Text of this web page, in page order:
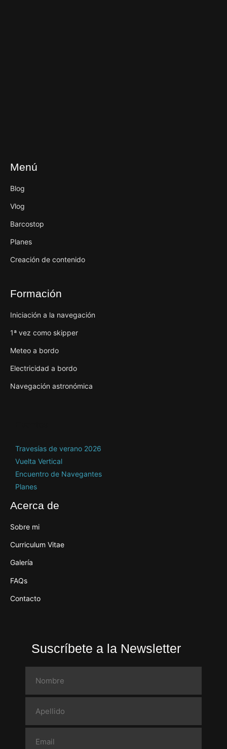
Menú
Blog
Vlog
Barcostop
Planes
Creación de contenido
Formación
Iniciación a la navegación
1ª vez como skipper
Meteo a bordo
Electricidad a bordo
Navegación astronómica
Travesías de verano 2026
Vuelta Vertical
Encuentro de Navegantes
Planes
Acerca de
Sobre mi
Curriculum Vitae
Galería
FAQs
Contacto
Suscríbete a la Newsletter